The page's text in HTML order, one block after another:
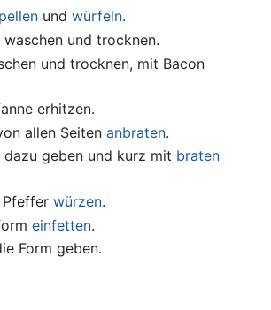
pellenund würfeln.
waschen und trocknen.
und trocknen, mit Bacon
erhitzen.
allen Seiten anbraten.
dazu geben und kurz mit braten
Pfeffer würzen.
einfetten.
Form geben.